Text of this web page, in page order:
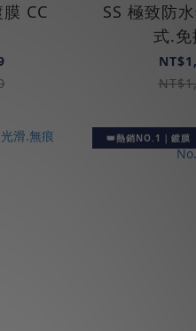
CC
SS 極致防
式.免
👑熱銷NO.1｜鍍膜